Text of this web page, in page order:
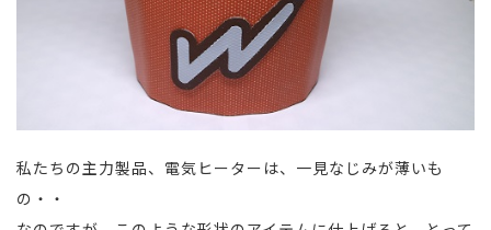
私たちの主力製品、電気ヒーターは、一見なじみが薄いも
の・・